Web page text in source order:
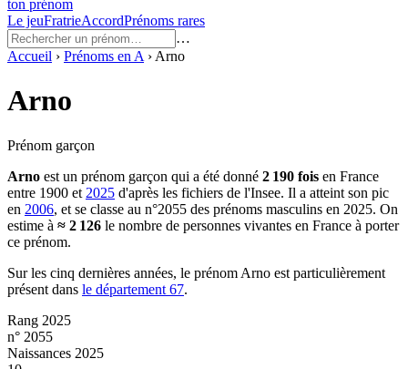
ton prénom
Le jeuFratrieAccordPrénoms rares
…
Accueil › Prénoms en A › Arno
Arno
Prénom garçon
Arno est un prénom garçon qui a été donné 2 190 fois en France
entre 1900 et 2025 d'après les fichiers de l'Insee. Il a atteint son pic
en 2006, et se classe au n°2055 des prénoms masculins en 2025. On
estime à ≈ 2 126 le nombre de personnes vivantes en France à porter
ce prénom.
Sur les cinq dernières années, le prénom Arno est particulièrement
présent dans le département 67.
Rang 2025
n° 2055
Naissances 2025